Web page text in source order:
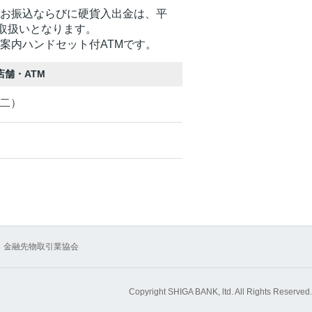
振込ならびに硬貨入出金は、平
扱いとなります。
内ハンドセット付ATMです。
舗・ATM
）
金融先物取引業協会
Copyright SHIGA BANK, ltd. All Rights Reserved.